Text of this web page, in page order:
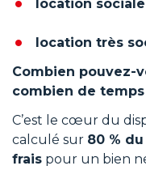
location sociale
location très
Combien pouvez-
combien de temps
C’est le cœur du
calculé sur 80 %
frais pour un bien